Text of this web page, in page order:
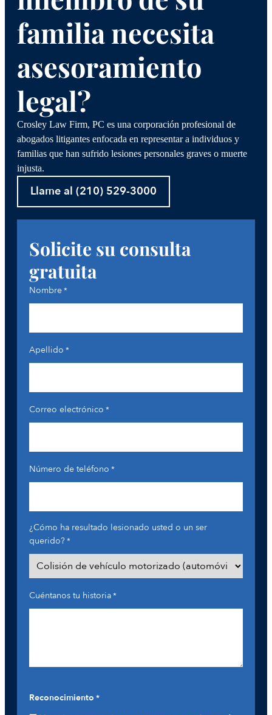
familia necesita
asesoramiento
legal?
Crosley Law Firm, PC es una corporación profesional de
abogados litigantes enfocada en representar a individuos y
familias que han sufrido lesiones personales graves o muerte
injusta.
Llame al (210) 529-3000
Solicite su consulta
gratuita
Nombre*
Apellido *
Correo electrónico *
Número de teléfono *
¿Cómo ha resultado lesionado usted o un ser
querido?*
Cuéntanos tu historia*
Reconocimiento *